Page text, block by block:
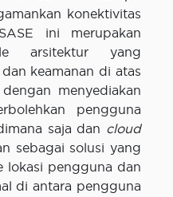
konektivitas
ini merupakan
arsitektur yang
keamanan di atas
menyediakan
pengguna
saja dan cloud
sebagai solusi yang
lokasi pengguna dan
di antara pengguna